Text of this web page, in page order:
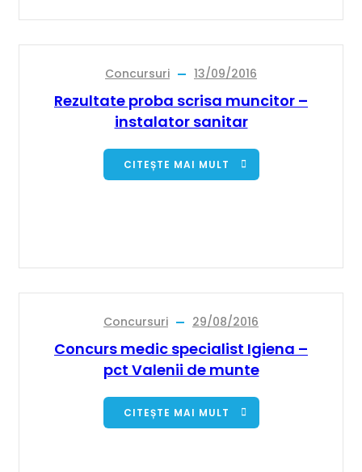
Concursuri 13/09/2016
Rezultate proba scrisa muncitor –
instalator sanitar
CITEȘTE MAI MULT
Concursuri 29/08/2016
Concurs medic specialist Igiena –
pct Valenii de munte
CITEȘTE MAI MULT